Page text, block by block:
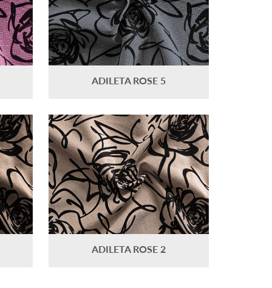
ADILETA ROSE 5
ADILETA ROSE 2